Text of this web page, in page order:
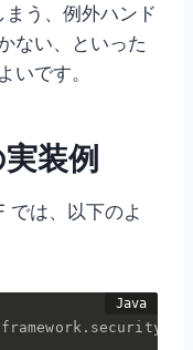
う、例外ハンド
ない、といった
いです。
装例
では、以下のよ
. security